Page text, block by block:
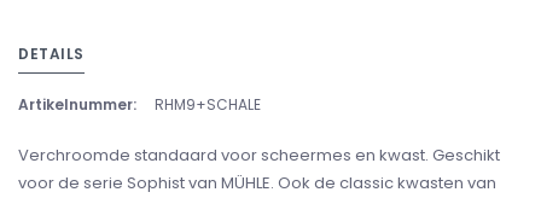
DETAILS
Artikelnummer: RHM9+SCHALE
Verchroomde standaard voor scheermes en kwast. Geschikt
voor de serie Sophist van MÜHLE. Ook de classic kwasten van